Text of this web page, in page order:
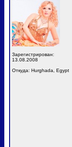
Зарегистрирован:
13.08.2008
Откуда: Hurghada, Egypt